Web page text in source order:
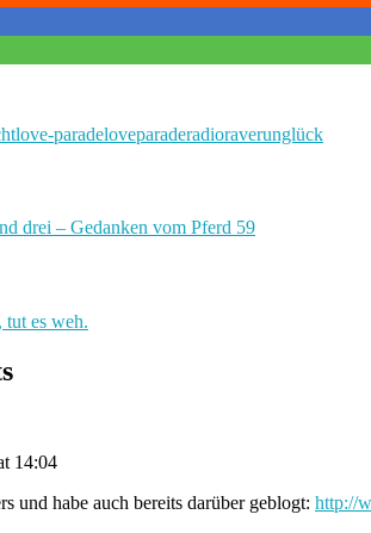
love-paradeloveparaderadioraverunglück
drei – Gedanken vom Pferd 59
tut es weh.
14:04
und habe auch bereits darüber geblogt: http://